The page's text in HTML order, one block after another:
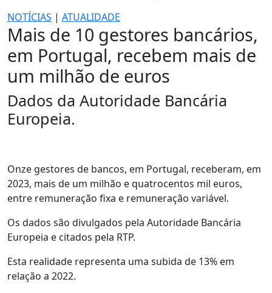
NOTÍCIAS | ATUALIDADE
Mais de 10 gestores bancários,
em Portugal, recebem mais de
um milhão de euros
Dados da Autoridade Bancária
Europeia.
Onze gestores de bancos, em Portugal, receberam, em
2023, mais de um milhão e quatrocentos mil euros,
entre remuneração fixa e remuneração variável.
Os dados são divulgados pela Autoridade Bancária
Europeia e citados pela RTP.
Esta realidade representa uma subida de 13% em
relação a 2022.